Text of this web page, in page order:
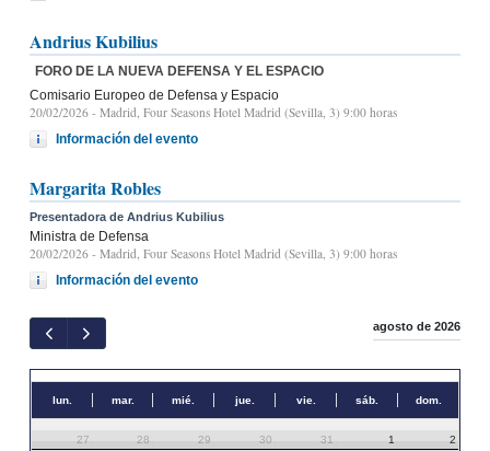
Andrius Kubilius
FORO DE LA NUEVA DEFENSA Y EL ESPACIO
Comisario Europeo de Defensa y Espacio
20/02/2026 - Madrid, Four Seasons Hotel Madrid (Sevilla, 3) 9:00 horas
Información del evento
Margarita Robles
Presentadora de Andrius Kubilius
Ministra de Defensa
20/02/2026 - Madrid, Four Seasons Hotel Madrid (Sevilla, 3) 9:00 horas
Información del evento
agosto de 2026
lun. mar. mié. jue. vie. sáb. dom.
27 28 29 30 31 1 2